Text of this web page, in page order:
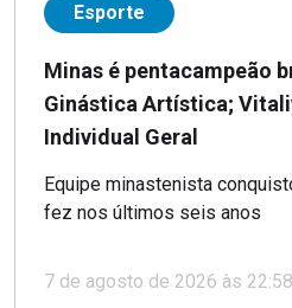
Esporte
Minas é pentacampeão
Ginástica Artística;
Individual Geral
Equipe minastenista
fez nos últimos seis anos
7 de agosto de 2026 às 22:58